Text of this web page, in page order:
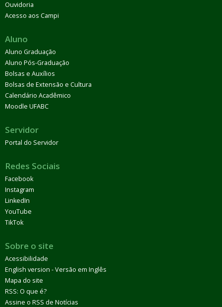
Ouvidoria
Acesso aos Campi
Aluno
Aluno Graduação
Aluno Pós-Graduação
Bolsas e Auxílios
Bolsas de Extensão e Cultura
Calendário Acadêmico
Moodle UFABC
Servidor
Portal do Servidor
Redes Sociais
Facebook
Instagram
LinkedIn
YouTube
TikTok
Sobre o site
Acessibilidade
English version - Versão em Inglês
Mapa do site
RSS: O que é?
Assine o RSS de Notícias